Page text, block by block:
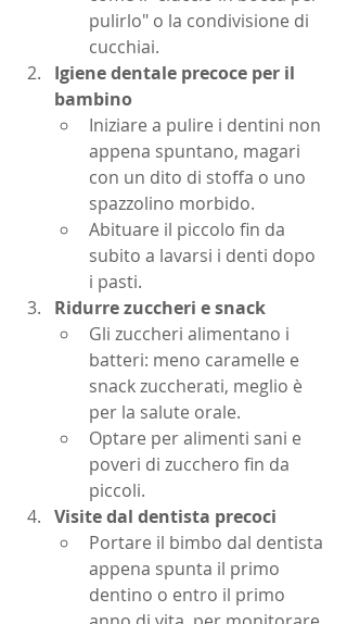
pulirlo" o la condivisione di
cucchiai.
Igiene dentale precoce per il
bambino
Iniziare a pulire i dentini non
appena spuntano, magari
con un dito di stoffa o uno
spazzolino morbido.
Abituare il piccolo fin da
subito a lavarsi i denti dopo
i pasti.
Ridurre zuccheri e snack
Gli zuccheri alimentano i
batteri: meno caramelle e
snack zuccherati, meglio è
per la salute orale.
Optare per alimenti sani e
poveri di zucchero fin da
piccoli.
Visite dal dentista precoci
Portare il bimbo dal dentista
appena spunta il primo
dentino o entro il primo